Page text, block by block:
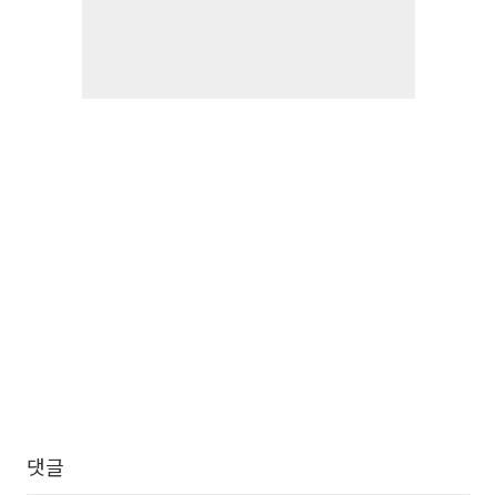
댓글